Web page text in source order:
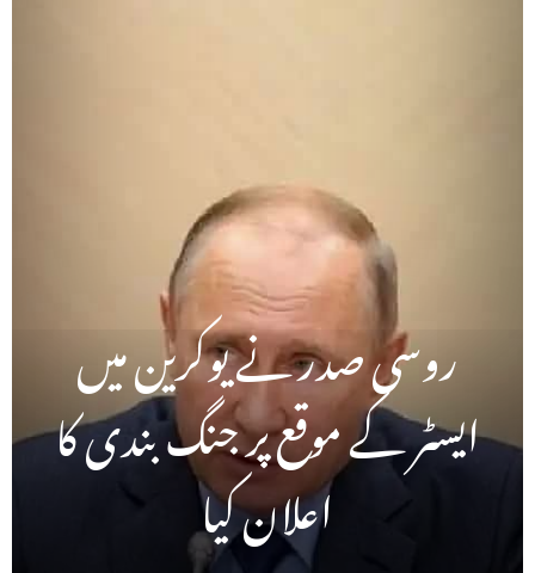
روسی صدر نے یوکرین میں
ایسٹر کے موقع پر جنگ بندی کا
اعلان کیا